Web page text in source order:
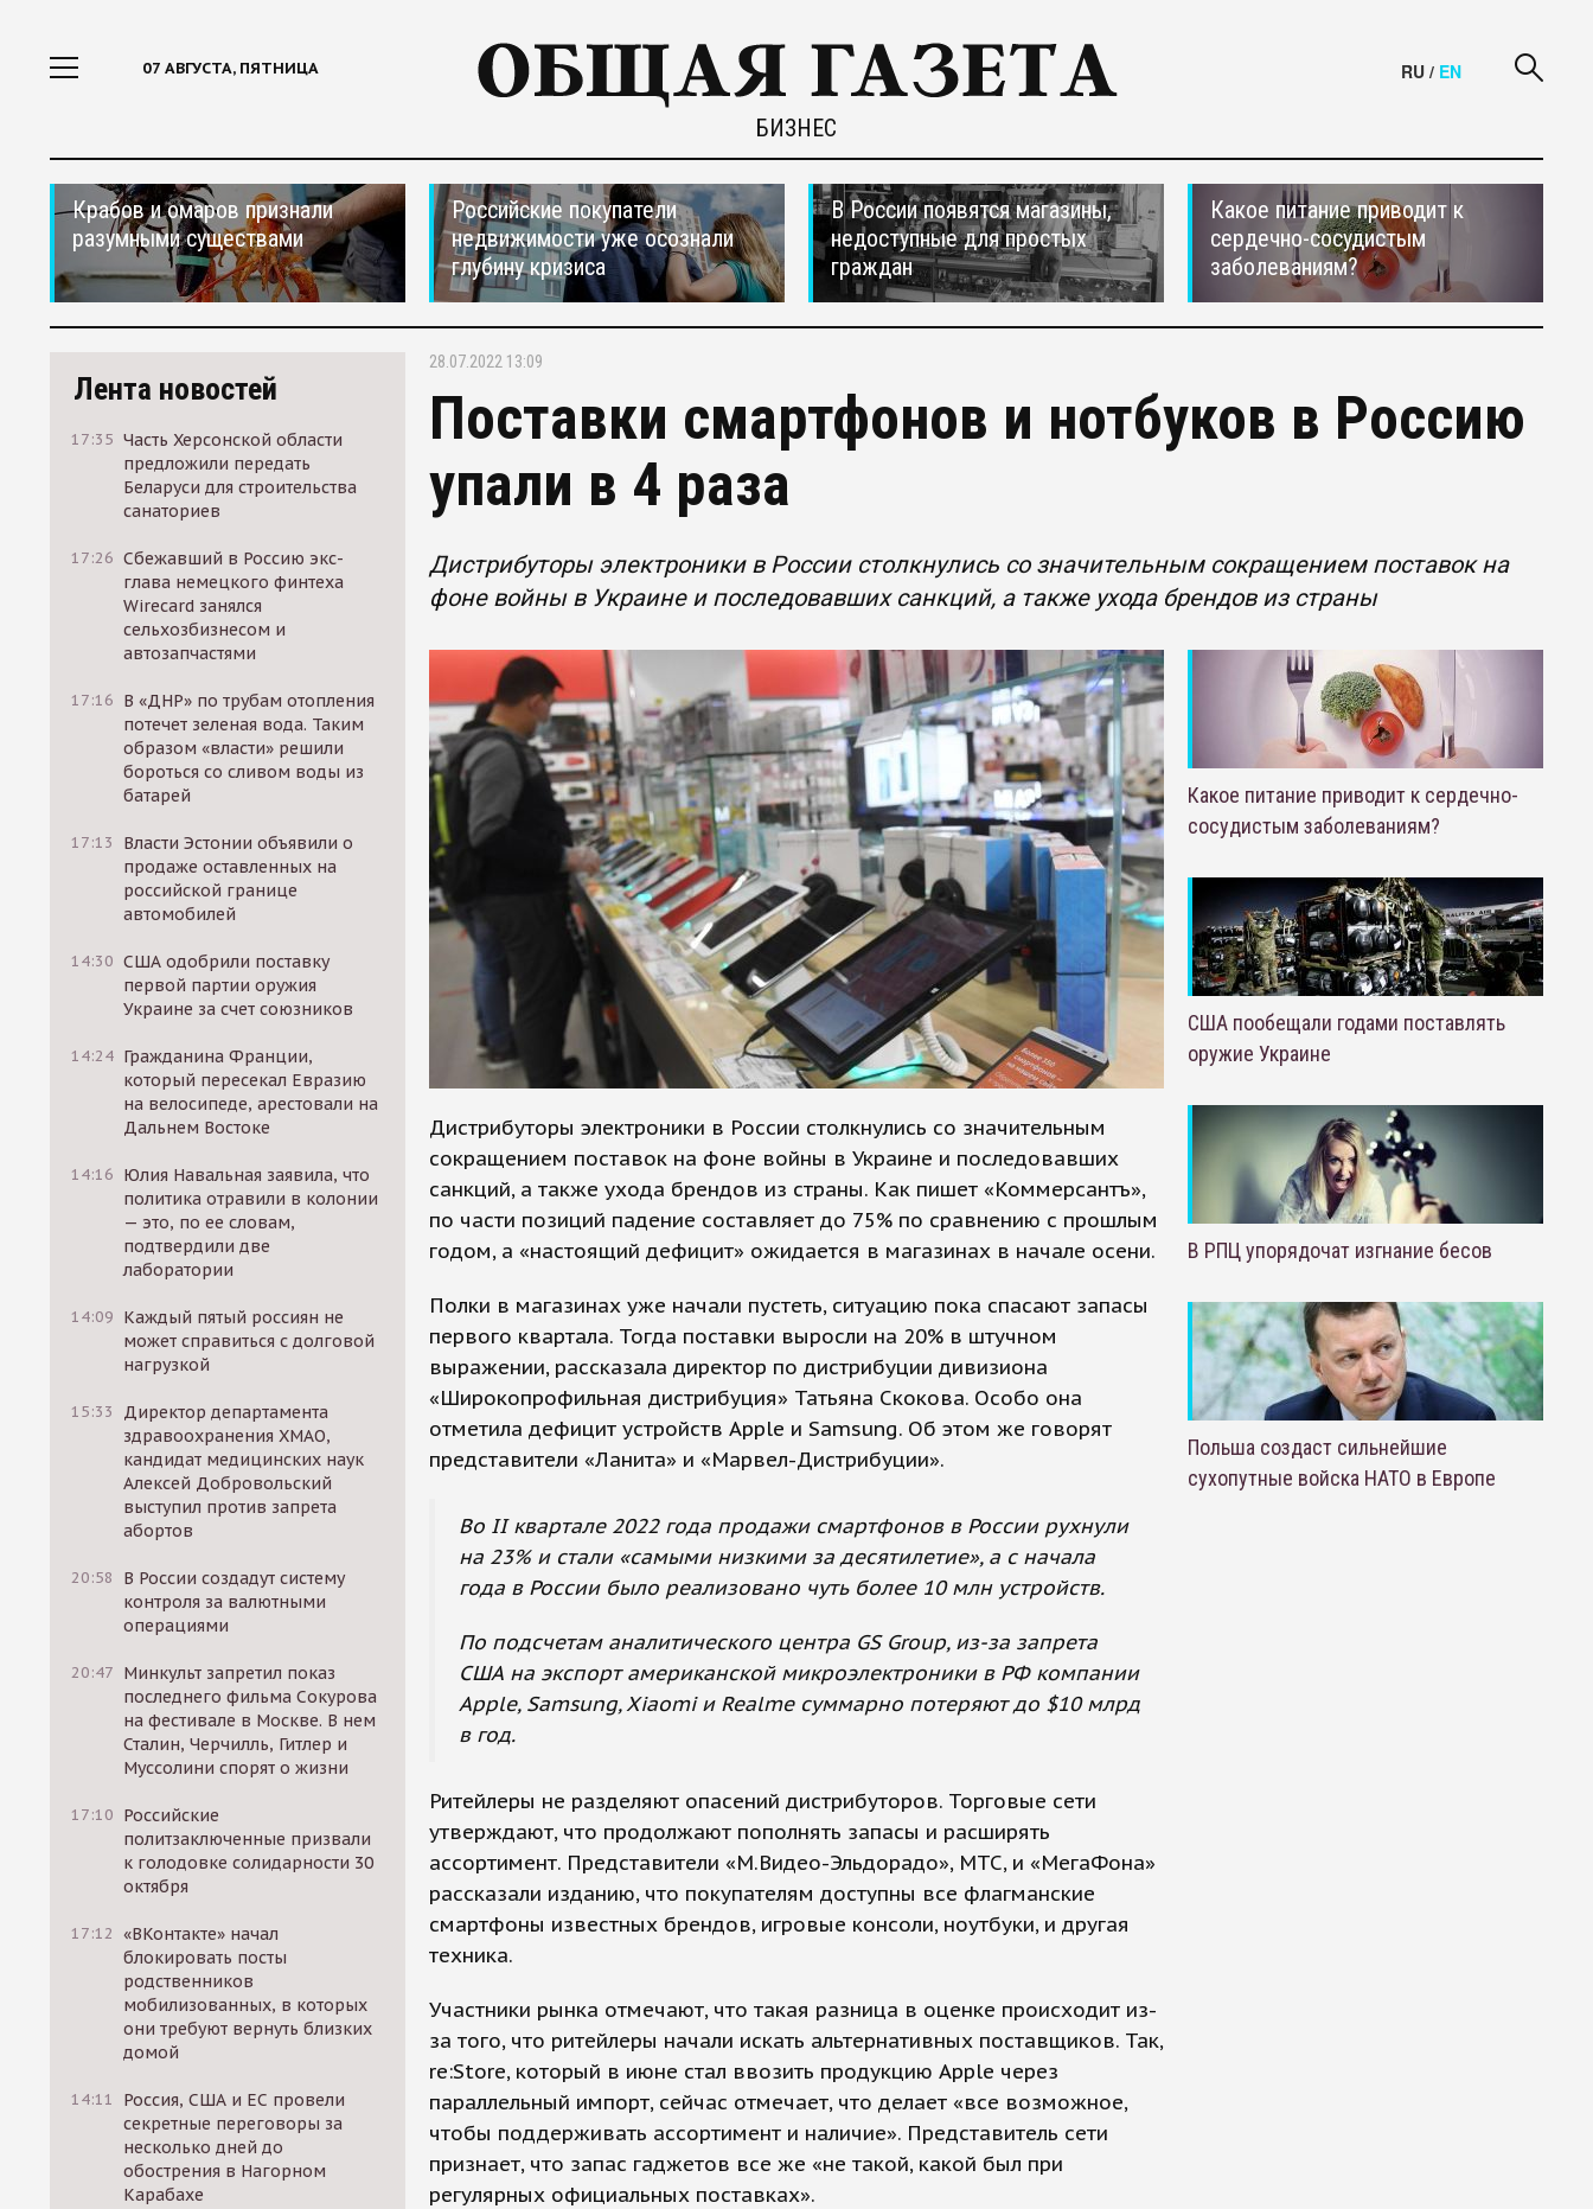
07 АВГУСТА, ПЯТНИЦА
БИЗНЕС
RU / EN
Крабов и омаров признали
разумными существами
Российские покупатели
недвижимости уже осознали
глубину кризиса
В России появятся магазины,
недоступные для простых
граждан
Какое питание приводит к
сердечно-сосудистым
заболеваниям?
Лента новостей
17:35 Часть Херсонской области
предложили передать
Беларуси для строительства
санаториев
17:26 Сбежавший в Россию экс-
глава немецкого финтеха
Wirecard занялся
сельхозбизнесом и
автозапчастями
17:16 В «ДНР» по трубам отопления
потечет зеленая вода. Таким
образом «власти» решили
бороться со сливом воды из
батарей
17:13
Власти Эстонии объявили о
продаже оставленных на
российской границе
автомобилей
14:30 США одобрили поставку
первой партии оружия
Украине за счет союзников
14:24 Гражданина Франции,
который пересекал Евразию
на велосипеде, арестовали на
Дальнем Востоке
14:16 Юлия Навальная заявила, что
политика отравили в колонии
— это, по ее словам,
подтвердили две
лаборатории
14:09 Каждый пятый россиян не
может справиться с долговой
нагрузкой
15:33
Директор департамента
здравоохранения ХМАО,
кандидат медицинских наук
Алексей Добровольский
выступил против запрета
абортов
20:58
В России создадут систему
контроля за валютными
операциями
20:47 Минкульт запретил показ
последнего фильма Сокурова
на фестивале в Москве. В нем
Сталин, Черчилль, Гитлер и
Муссолини спорят о жизни
17:10 Российские
политзаключенные призвали
к голодовке солидарности 30
октября
17:12 «ВКонтакте» начал
блокировать посты
родственников
мобилизованных, в которых
они требуют вернуть близких
домой
14:11
Россия, США и ЕС провели
секретные переговоры за
несколько дней до
обострения в Нагорном
Карабахе
28.07.2022 13:09
Поставки смартфонов и нотбуков в Россию
упали в 4 раза
Дистрибуторы электроники в России столкнулись со значительным сокращением поставок на
фоне войны в Украине и последовавших санкций, а также ухода брендов из страны
Дистрибуторы электроники в России столкнулись со значительным
сокращением поставок на фоне войны в Украине и последовавших
санкций, а также ухода брендов из страны. Как пишет «Коммерсантъ»,
по части позиций падение составляет до 75% по сравнению с прошлым
годом, а «настоящий дефицит» ожидается в магазинах в начале осени.
Полки в магазинах уже начали пустеть, ситуацию пока спасают запасы
первого квартала. Тогда поставки выросли на 20% в штучном
выражении, рассказала директор по дистрибуции дивизиона
«Широкопрофильная дистрибуция» Татьяна Скокова. Особо она
отметила дефицит устройств Apple и Samsung. Об этом же говорят
представители «Ланита» и «Марвел-Дистрибуции».
Во II квартале 2022 года продажи смартфонов в России рухнули
на 23% и стали «самыми низкими за десятилетие», а с начала
года в России было реализовано чуть более 10 млн устройств.
По подсчетам аналитического центра GS Group, из-за запрета
США на экспорт американской микроэлектроники в РФ компании
Apple, Samsung, Xiaomi и Realme суммарно потеряют до $10 млрд
в год.
Ритейлеры не разделяют опасений дистрибуторов. Торговые сети
утверждают, что продолжают пополнять запасы и расширять
ассортимент. Представители «М.Видео-Эльдорадо», МТС, и «МегаФона»
рассказали изданию, что покупателям доступны все флагманские
смартфоны известных брендов, игровые консоли, ноутбуки, и другая
техника.
Участники рынка отмечают, что такая разница в оценке происходит из-
за того, что ритейлеры начали искать альтернативных поставщиков. Так,
re:Store, который в июне стал ввозить продукцию Apple через
параллельный импорт, сейчас отмечает, что делает «все возможное,
чтобы поддерживать ассортимент и наличие». Представитель сети
признает, что запас гаджетов все же «не такой, какой был при
регулярных официальных поставках».
Какое питание приводит к сердечно-
сосудистым заболеваниям?
США пообещали годами поставлять
оружие Украине
В РПЦ упорядочат изгнание бесов
Польша создаст сильнейшие
сухопутные войска НАТО в Европе